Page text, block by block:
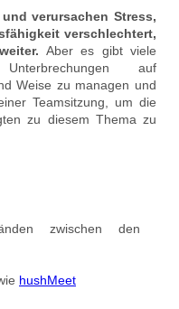
verursachen Stress,
verschlechtert,
Aber es gibt viele
auf
Weise zu managen und
Teamsitzung, um die
zu diesem Thema zu
zwischen den
hushMeet